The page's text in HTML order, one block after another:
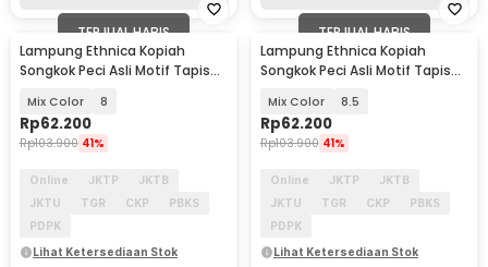
TERJUAL HABIS
Lampung Ethnica Kopiah
Songkok Peci Asli Motif Tapis
Mix Color 8
Rp62.200
Rp103.900 41%
Online JKTP
JKTB
JKTU
TGR CKP
PBKS
PDPK
Lihat Ketersediaan Stok
TERJUAL HABIS
Lampung Ethnica Kopiah
Songkok Peci Asli Motif Tapis
Mix Color 8.5
Rp62.200
Rp103.900 41%
Online JKTP
JKTB
JKTU
TGR CKP
PBKS
PDPK
Lihat Ketersediaan Stok